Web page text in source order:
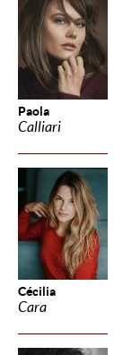
Paola
Calliari
Cécilia
Cara